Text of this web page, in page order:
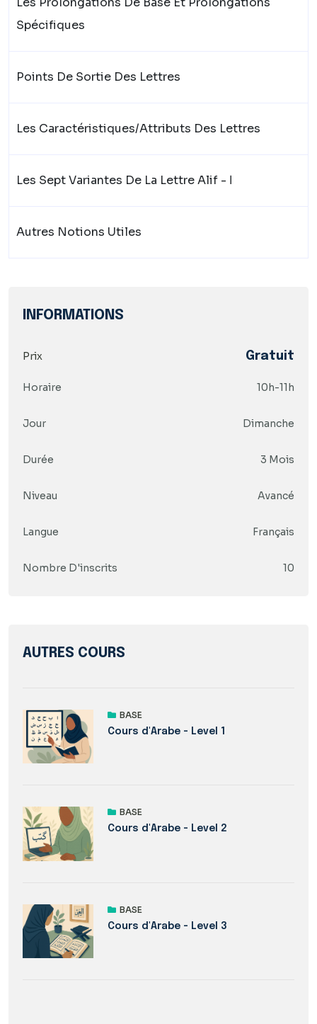
Spécifiques
Points De Sortie Des Lettres
Les Caractéristiques/attributs Des Lettres
Les Sept Variantes De La Lettre Alif - ا
Autres Notions Utiles
INFORMATIONS
Prix Gratuit
Horaire 10h-11h
Jour Dimanche
Durée 3 Mois
Niveau Avancé
Langue Français
Nombre D'inscrits 10
AUTRES COURS
BASE
Cours d'Arabe - Level 1
BASE
Cours d'Arabe - Level 2
BASE
Cours d'Arabe - Level 3